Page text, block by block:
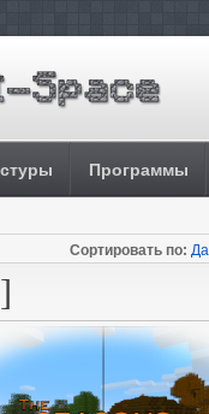
Программы
Сортировать по: